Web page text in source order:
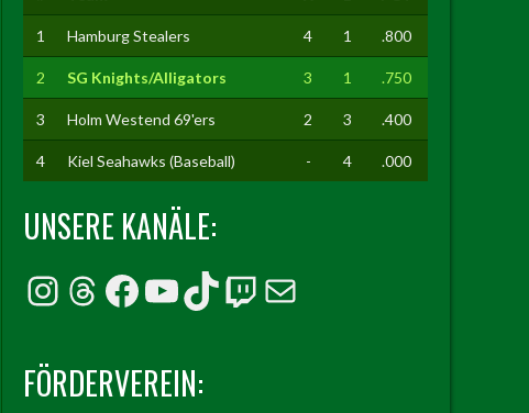
1 Hamburg Stealers 4 1 .800
2 SG Knights/Alligators 3 1 .750
3 Holm Westend 69'ers 2 3 .400
4 Kiel Seahawks (Baseball) - 4 .000
UNSERE KANÄLE:
Instagram
Threads
Facebook
YouTube
TikTok
Twitch
E-Mail
FÖRDERVEREIN: